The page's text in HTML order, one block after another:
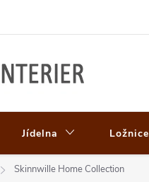
Jídelna Ložnice
Skinnwille Home Collection